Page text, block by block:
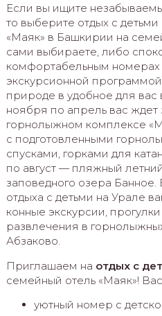
Если вы ищите
то выберите отдых с
«Маяк» в Башкирии на
сами выбираете, либо
комфортабельным
экскурсионной
природе в удобное для вас
ноября по апрель вас ждет
горнолыжном комплексе
с подготовленными
спусками, горками для
по август — пляжный
заповедного озера
отдыха с детьми на Урале
конные экскурсии,
развлечения в
Абзаково.
Приглашаем на отдых с
семейный отель «Маяк»!
уютный номер с